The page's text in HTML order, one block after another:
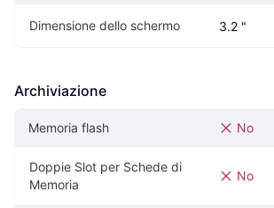
Dimensione dello schermo 3.2 "
Archiviazione
Memoria flash No
Doppie Slot per Schede di
Memoria
No